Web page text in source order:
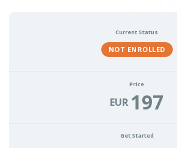
Current Status
NOT ENROLLED
Price
EUR 197
Get Started